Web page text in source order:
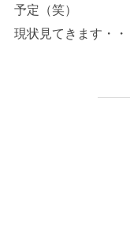
予定（笑）
現状見てきます・・